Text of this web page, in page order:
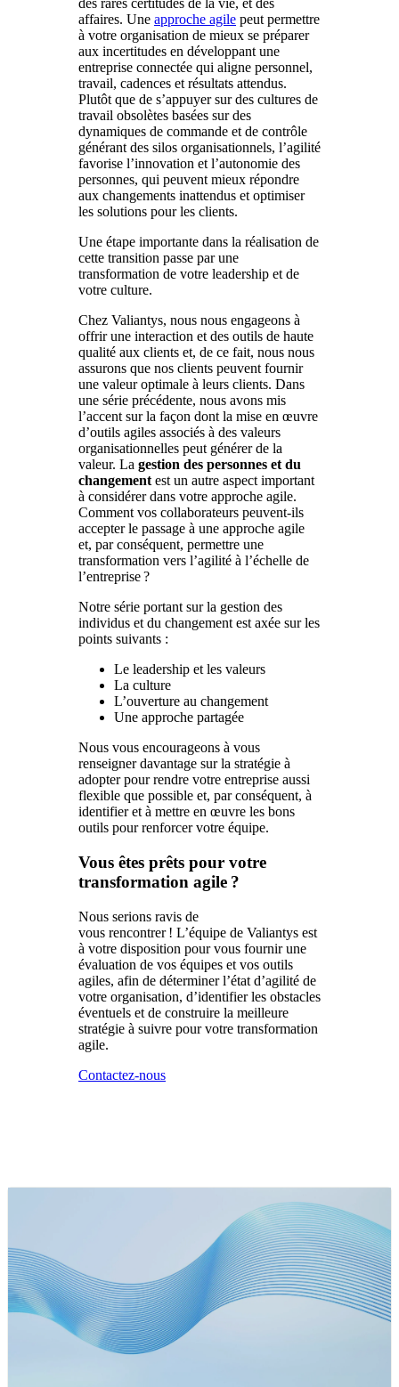
des rares certitudes de la vie, et des
affaires. Une approche agile peut permettre
à votre organisation de mieux se préparer
aux incertitudes en développant une
entreprise connectée qui aligne personnel,
travail, cadences et résultats attendus.
Plutôt que de s’appuyer sur des cultures de
travail obsolètes basées sur des
dynamiques de commande et de contrôle
générant des silos organisationnels, l’agilité
favorise l’innovation et l’autonomie des
personnes, qui peuvent mieux répondre
aux changements inattendus et optimiser
les solutions pour les clients.
Une étape importante dans la réalisation de
cette transition passe par une
transformation de votre leadership et de
votre culture.
Chez Valiantys, nous nous engageons à
offrir une interaction et des outils de haute
qualité aux clients et, de ce fait, nous nous
assurons que nos clients peuvent fournir
une valeur optimale à leurs clients. Dans
une série précédente, nous avons mis
l’accent sur la façon dont la mise en œuvre
d’outils agiles associés à des valeurs
organisationnelles peut générer de la
valeur. La gestion des personnes et du
changementest un autre aspect important
à considérer dans votre approche agile.
Comment vos collaborateurs peuvent-ils
accepter le passage à une approche agile
et, par conséquent, permettre une
transformation vers l’agilité à l’échelle de
l’entreprise ?
Notre série portant sur la gestion des
individus et du changement est axée sur les
points suivants :
Le leadership et les valeurs
La culture
L’ouverture au changement
Une approche partagée
Nous vous encourageons à vous
renseigner davantage sur la stratégie à
adopter pour rendre votre entreprise aussi
flexible que possible et, par conséquent, à
identifier et à mettre en œuvre les bons
outils pour renforcer votre équipe.
Vous êtes prêts pour votre
transformation agile ?
Nous serions ravis de
vous rencontrer ! L’équipe de Valiantys est
à votre disposition pour vous fournir une
évaluation de vos équipes et vos outils
agiles, afin de déterminer l’état d’agilité de
votre organisation, d’identifier les obstacles
éventuels et de construire la meilleure
stratégie à suivre pour votre transformation
agile.
Contactez-nous